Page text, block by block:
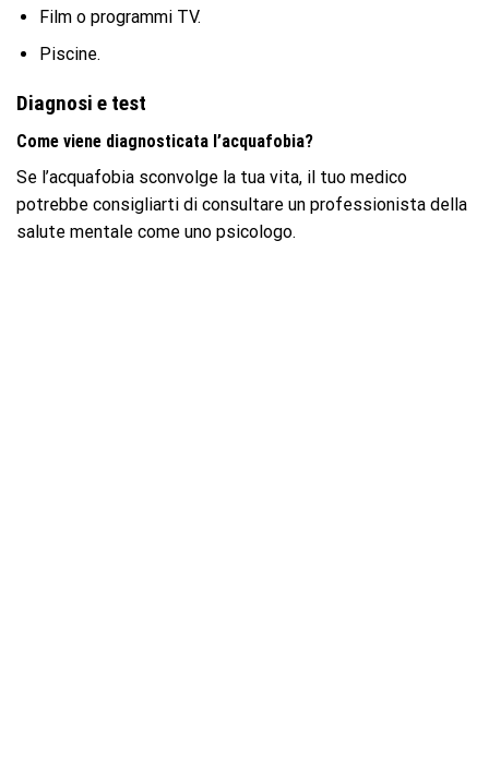
Film o programmi TV.
Piscine.
Diagnosi e test
Come viene diagnosticata l’acquafobia?
Se l’acquafobia sconvolge la tua vita, il tuo medico
potrebbe consigliarti di consultare un professionista della
salute mentale come uno psicologo.